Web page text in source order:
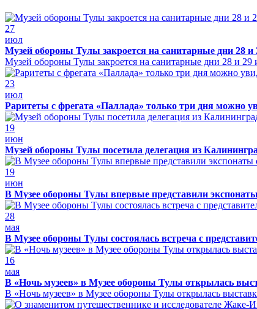
27
июл
Музей обороны Тулы закроется на санитарные дни 28
Музей обороны Тулы закроется на санитарные дни 28 и 29
23
июл
Раритеты с фрегата «Паллада» только три дня можно
19
июн
Музей обороны Тулы посетила делегация из
19
июн
В Музее обороны Тулы впервые представили
28
мая
В Музее обороны Тулы состоялась встреча с
16
мая
В «Ночь музеев» в Музее обороны Тулы открылась
В «Ночь музеев» в Музее обороны Тулы открылась